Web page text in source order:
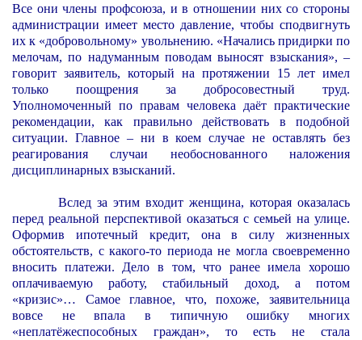
Все они члены профсоюза, и в отношении них со стороны
администрации имеет место давление, чтобы сподвигнуть
их к «добровольному» увольнению. «Начались придирки по
мелочам, по надуманным поводам выносят взыскания», –
говорит заявитель, который на протяжении 15 лет имел
только поощрения за добросовестный труд.
Уполномоченный по правам человека даёт практические
рекомендации, как правильно действовать в подобной
ситуации. Главное – ни в коем случае не оставлять без
реагирования случаи необоснованного наложения
дисциплинарных взысканий.
Вслед за этим входит женщина, которая оказалась
перед реальной перспективой оказаться с семьей на улице.
Оформив ипотечный кредит, она в силу жизненных
обстоятельств, с какого-то периода не могла своевременно
вносить платежи. Дело в том, что ранее имела хорошо
оплачиваемую работу, стабильный доход, а потом
«кризис»… Самое главное, что, похоже, заявительница
вовсе не впала в типичную ошибку многих
«неплатёжеспособных граждан», то есть не стала